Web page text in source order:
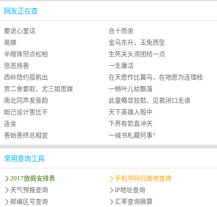
网友正在查
要说心里话
合十而坐
易嫁
金乌东升，玉兔西坠
半敞珠帘点松柏
生死关头须团结一点
惩恶扬善
一生廉洁
西岭隐约孤帆出
在天愿作比翼鸟，在地愿为连理枝
贾二舍要取，尤三姐思嫁
一梢叶儿枯飘落
南北同声发音韵
此童略显狡黠，见君闭口无语
妲己设计害比干
天下英雄入彀中
连坐
下界有箭直冲天
善始善终总相宜
一缄书札藏何事?
常用查询工具
2017放假安排表
手机号码归属地查询
天气预报查询
IP地址查询
邮编区号查询
汇率查询换算